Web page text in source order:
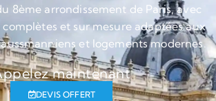
8ème arrondissement de Paris, avec
et sur mesure adaptées aux
et logements modernes.
maintenant
DEVIS OFFERT